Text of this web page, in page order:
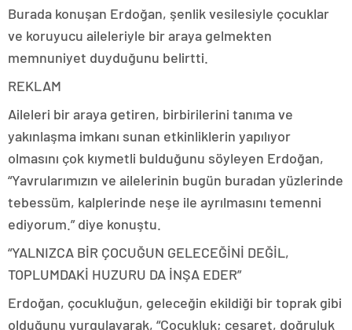
Burada konuşan Erdoğan, şenlik vesilesiyle çocuklar
ve koruyucu aileleriyle bir araya gelmekten
memnuniyet duyduğunu belirtti.
REKLAM
Aileleri bir araya getiren, birbirilerini tanıma ve
yakınlaşma imkanı sunan etkinliklerin yapılıyor
olmasını çok kıymetli bulduğunu söyleyen Erdoğan,
“Yavrularımızın ve ailelerinin bugün buradan yüzlerinde
tebessüm, kalplerinde neşe ile ayrılmasını temenni
ediyorum.” diye konuştu.
“YALNIZCA BİR ÇOCUĞUN GELECEĞİNİ DEĞİL,
TOPLUMDAKİ HUZURU DA İNŞA EDER”
Erdoğan, çocukluğun, geleceğin ekildiği bir toprak gibi
olduğunu vurgulayarak, “Çocukluk; cesaret, doğruluk